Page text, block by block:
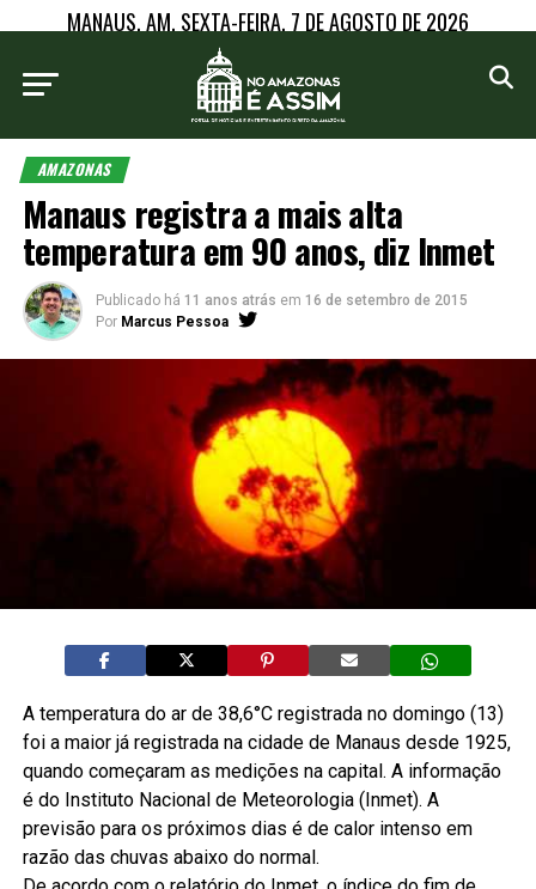
MANAUS, AM, SEXTA-FEIRA, 7 DE AGOSTO DE 2026
AMAZONAS
Manaus registra a mais alta
temperatura em 90 anos, diz Inmet
Publicado há 11 anos atrás em 16 de setembro de 2015
Por Marcus Pessoa
A temperatura do ar de 38,6°C registrada no domingo (13)
foi a maior já registrada na cidade de Manaus desde 1925,
quando começaram as medições na capital. A informação
é do Instituto Nacional de Meteorologia (Inmet). A
previsão para os próximos dias é de calor intenso em
razão das chuvas abaixo do normal.